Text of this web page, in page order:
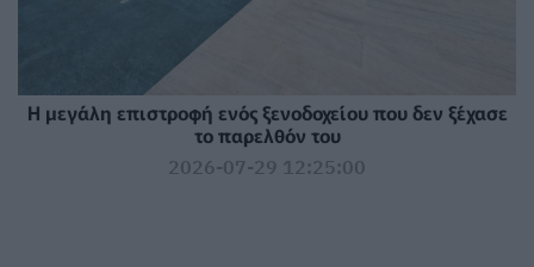
Η μεγάλη επιστροφή ενός ξενοδοχείου που δεν ξέχασε
το παρελθόν του
2026-07-29 12:25:00